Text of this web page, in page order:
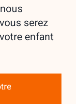
serez
enfant